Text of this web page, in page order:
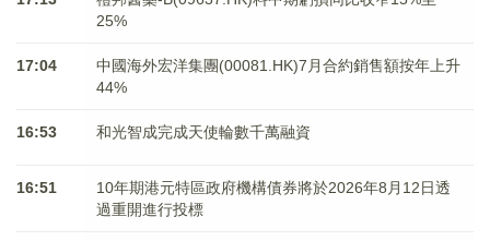
25%
17:04
中國海外宏洋集團(00081.HK)7月合約銷售額按年上升
44%
16:53 和光智成完成天使輪數千萬融資
16:51
10年期港元特區政府機構債券將於2026年8月12日透
過重開進行投標